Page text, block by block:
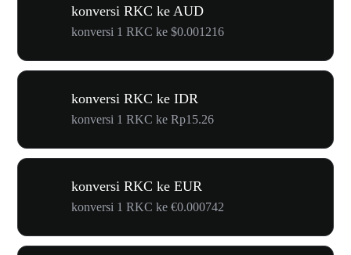
konversi RKC ke AUD
konversi 1 RKC ke $0.001216
konversi RKC ke IDR
konversi 1 RKC ke Rp15.26
konversi RKC ke EUR
konversi 1 RKC ke €0.000742